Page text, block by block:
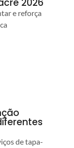
2026
e reforça
de tapa-